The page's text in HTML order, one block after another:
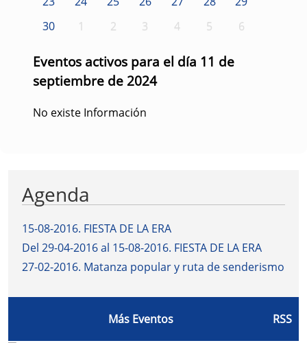
30
1 2 3 4 5 6
Eventos activos para el día 11 de
septiembre de 2024
No existe Información
Agenda
15-08-2016. FIESTA DE LA ERA
Del 29-04-2016 al 15-08-2016. FIESTA DE LA ERA
27-02-2016. Matanza popular y ruta de senderismo
Más Eventos RSS